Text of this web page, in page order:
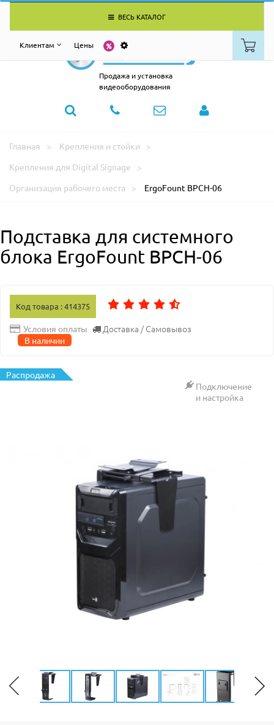
ВЕСЬ КАТАЛОГ
Клиентам Цены
Продажа и установка
видеооборудования
Главная
Крепления и стойки
Крепления для Digital Signage
Организация рабочего места
ErgoFount BPCH-06
Подставка для системного
блока ErgoFount BPCH-06
Код товара : 414375
Условия оплаты Доставка / Самовывоз
В наличии
Распродажа
Подключение
и настройка